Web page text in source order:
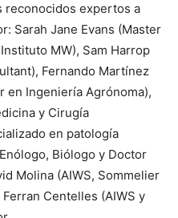
reconocidos expertos a
Sarah Jane Evans (Master
MW), Sam Harrop
Fernando Martínez
en Ingeniería Agrónoma),
y Cirugía
en patología
Biólogo y Doctor
Molina (AIWS, Sommelier
Centelles (AIWS y